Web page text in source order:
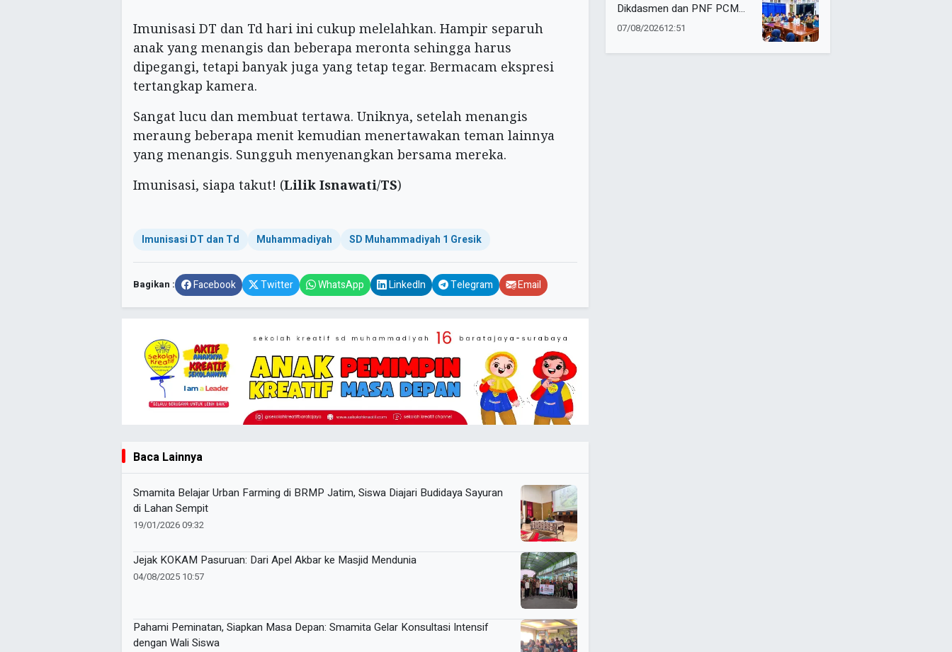
Imunisasi DT dan Td hari ini cukup melelahkan. Hampir separuh
anak yang menangis dan beberapa meronta sehingga harus
dipegangi, tetapi banyak juga yang tetap tegar. Bermacam ekspresi
tertangkap kamera.
Sangat lucu dan membuat tertawa. Uniknya, setelah menangis
meraung beberapa menit kemudian menertawakan teman lainnya
yang menangis. Sungguh menyenangkan bersama mereka.
Imunisasi, siapa takut! (Lilik Isnawati/TS)
Imunisasi DT dan Td Muhammadiyah SD Muhammadiyah 1 Gresik
Bagikan : Facebook Twitter WhatsApp LinkedIn Telegram Email
Baca Lainnya
Smamita Belajar Urban Farming di BRMP Jatim, Siswa Diajari Budidaya Sayuran
di Lahan Sempit
19/01/2026 09:32
Jejak KOKAM Pasuruan: Dari Apel Akbar ke Masjid Mendunia
04/08/2025 10:57
Pahami Peminatan, Siapkan Masa Depan: Smamita Gelar Konsultasi Intensif
dengan Wali Siswa
Dikdasmen dan PNF PCM
Tulangan Tandatangani
07/08/202612:51